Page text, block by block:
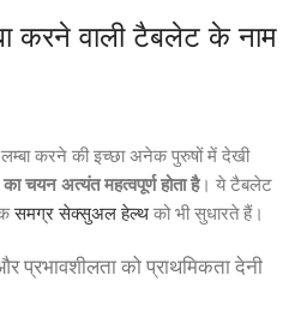
करने वाली टैबलेट के नाम
करने की इच्छा अनेक पुरुषों में देखी
चयन अत्यंत महत्वपूर्ण होता है। ये टैबलेट
समग्र सेक्सुअल हेल्थ को भी सुधारते हैं।
प्रभावशीलता को प्राथमिकता देनी